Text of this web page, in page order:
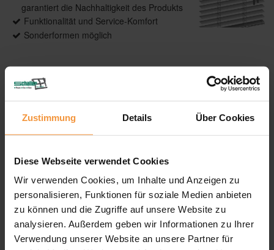
Zustimmung Details Über Cookies
Diese Webseite verwendet Cookies
Wir verwenden Cookies, um Inhalte und Anzeigen zu
personalisieren, Funktionen für soziale Medien anbieten
zu können und die Zugriffe auf unsere Website zu
analysieren. Außerdem geben wir Informationen zu Ihrer
Verwendung unserer Website an unsere Partner für
garantiert die Nachhaltigkeit des Produkts
Funktionalität und Service-Komfort
Sonderformen möglich
Produktdetails
max. Breite: 2500 mm
max. Höhe: 4000 mm
Lamellenbreite: 16 mm, 25 mm, 50 mm
Bedienung: Schnur, Schnur/Stab, Kette,
Stab mit verschteckter Schnur, Kurbel,
Elektroantrieb
Führung: Optional, seitlich mit Seil
Anwendungsbereiche: Für Fenster, Türen,
Bildschirmarbeitsplätze